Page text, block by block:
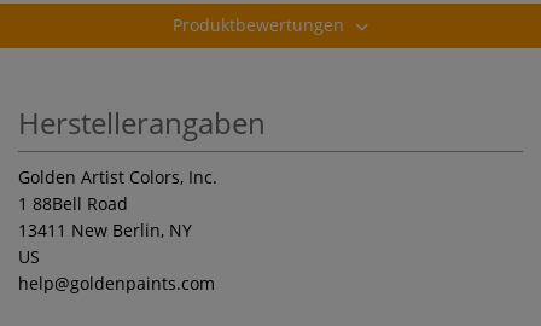
Produktbewertungen
Herstellerangaben
Golden Artist Colors, Inc.
1 88Bell Road
13411 New Berlin, NY
US
help@goldenpaints.com